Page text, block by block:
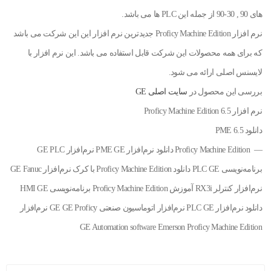
های 90 , 30-90 از جمله این PLC ها می باشد.
نرم افزار Proficy Machine Edition جدیدترین نرم افزار این این شرکت می باشد
که برای همه محصولات این شرکت قابل استفاده می باشد. این نرم افزار با
لایسنس اصلی ارائه می شود.
بررسی این محصول در سایت اصلی GE
نرم افزار Proficy Machine Edition 6.5
دانلود PME 6.5
— Proficy Machine Edition دانلود نرم‌افزار PME GE نرم‌افزار GE PLC
برنامه‌نویسی PLC GE دانلود Proficy Machine Edition با کرک نرم‌افزار GE Fanuc
نرم‌افزار کنترلر RX3i آموزش Proficy Machine Edition برنامه‌نویسی HMI GE
دانلود نرم‌افزار PLC GE نرم‌افزار اتوماسیون صنعتی GE GE Proficy نرم‌افزار
GE Automation software Emerson Proficy Machine Edition